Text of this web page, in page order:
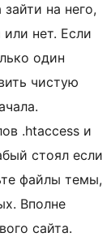
на него,
нет. Если
один
чистую
.htaccess и
стоял если
файлы темы,
Вполне
сайта.